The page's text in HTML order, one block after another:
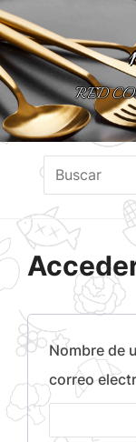
RED
Nombre de
correo